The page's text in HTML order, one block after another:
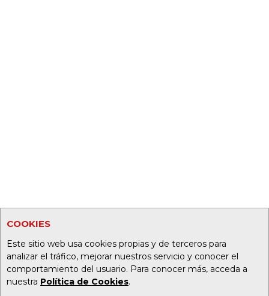
COOKIES
Este sitio web usa cookies propias y de terceros para
analizar el tráfico, mejorar nuestros servicio y conocer el
comportamiento del usuario. Para conocer más, acceda a
nuestra Política de Cookies.